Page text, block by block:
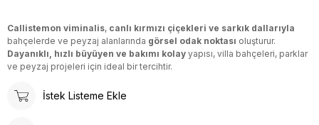
Callistemon viminalis, canlı kırmızı çiçekleri ve sarkık dallarıyla
bahçelerde ve peyzaj alanlarında görsel odak noktası oluşturur.
Dayanıklı, hızlı büyüyen ve bakımı kolay yapısı, villa bahçeleri, parklar
ve peyzaj projeleri için ideal bir tercihtir.
İstek Listeme Ekle